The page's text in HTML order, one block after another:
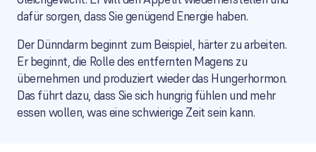
dafür sorgen, dass Sie genügend Energie haben.
Der Dünndarm beginnt zum Beispiel, härter zu arbeiten.
Er beginnt, die Rolle des entfernten Magens zu
übernehmen und produziert wieder das Hungerhormon.
Das führt dazu, dass Sie sich hungrig fühlen und mehr
essen wollen, was eine schwierige Zeit sein kann.